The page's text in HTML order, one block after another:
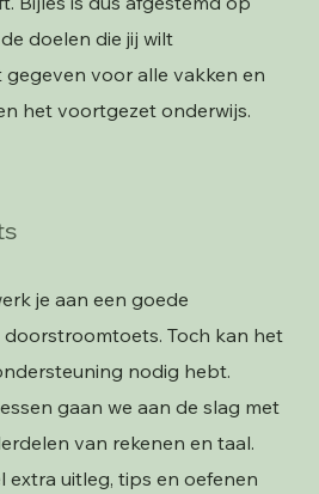
doelen die jij wilt
voor alle vakken en
het voortgezet onderwijs.
je aan een goede
Toch kan het
nodig hebt.
gaan we aan de slag met
van rekenen en taal.
extra uitleg, tips en oefenen